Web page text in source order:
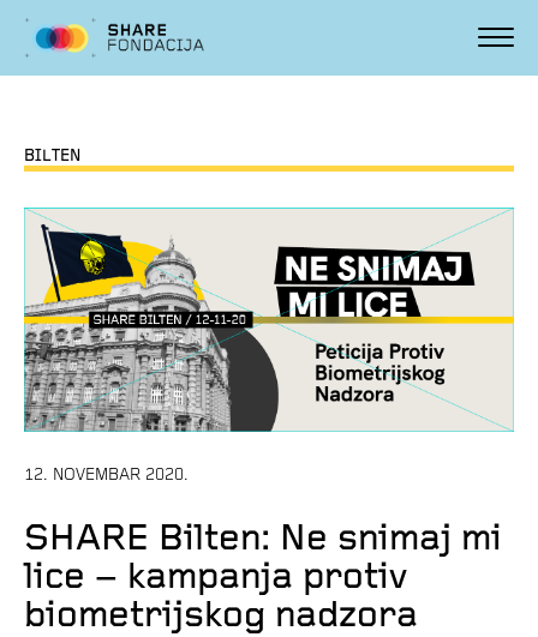
BILTEN
12. NOVEMBAR 2020.
SHARE Bilten: Ne snimaj mi
lice – kampanja protiv
biometrijskog nadzora